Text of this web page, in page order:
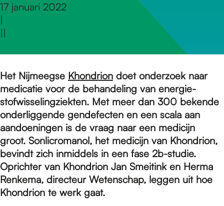
o
m
e
p
a
17 januari 2022
|
||
Het Nijmeegse Khondrion doet onderzoek naar
medicatie voor de behandeling van energie-
stofwisselingziekten. Met meer dan 300 bekende
onderliggende gendefecten en een scala aan
aandoeningen is de vraag naar een medicijn
groot. Sonlicromanol, het medicijn van Khondrion,
bevindt zich inmiddels in een fase 2b-studie.
Oprichter van Khondrion Jan Smeitink en Herma
Renkema, directeur Wetenschap, leggen uit hoe
Khondrion te werk gaat.